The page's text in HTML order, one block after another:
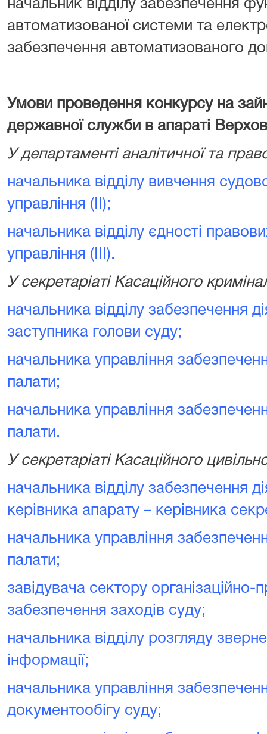
начальник відділу забезпечення
автоматизованої системи та
забезпечення автоматизованого
Умови проведення конкурсу на
державної служби в апараті
У департаменті аналітичної та
начальника відділу вивчення
управління (II);
начальника відділу єдності
управління (ІІІ).
У секретаріаті Касаційного
начальника відділу забезпечення
заступника голови суду;
начальника управління
палати;
начальника управління
палати.
У секретаріаті Касаційного
начальника відділу забезпечення
керівника апарату – керівника
начальника управління
палати;
завідувача сектору організаційно-
забезпечення заходів суду;
начальника відділу розгляду
інформації;
начальника управління
документообігу суду;